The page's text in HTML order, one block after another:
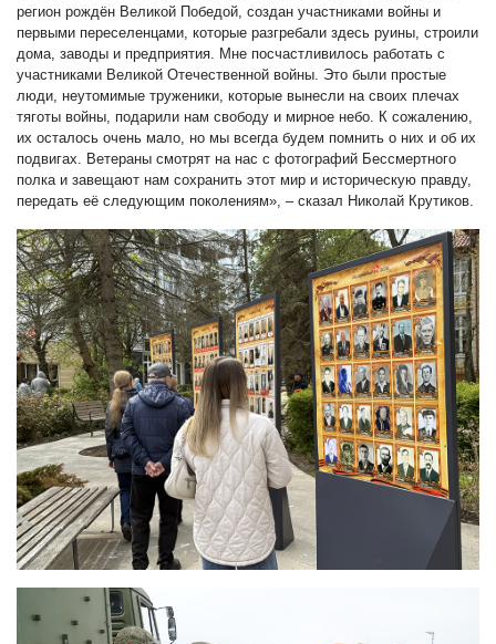
регион рождён Великой Победой, создан участниками войны и
первыми переселенцами, которые разгребали здесь руины, строили
дома, заводы и предприятия. Мне посчастливилось работать с
участниками Великой Отечественной войны. Это были простые
люди, неутомимые труженики, которые вынесли на своих плечах
тяготы войны, подарили нам свободу и мирное небо. К сожалению,
их осталось очень мало, но мы всегда будем помнить о них и об их
подвигах. Ветераны смотрят на нас с фотографий Бессмертного
полка и завещают нам сохранить этот мир и историческую правду,
передать её следующим поколениям», – сказал Николай Крутиков.